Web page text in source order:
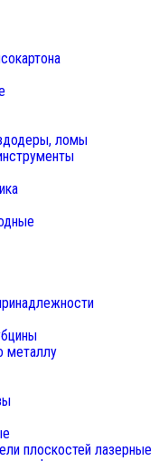
ломы
металлу
плоскостей лазерные